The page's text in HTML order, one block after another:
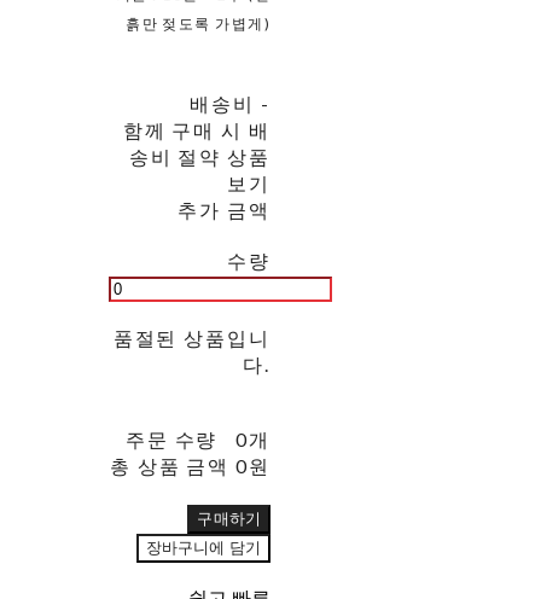
흙만 젖도록 가볍게)
배송비 -
함께 구매 시 배
송비 절약 상품
보기
추가 금액
수량
품절된 상품입니
다.
주문 수량
0개
총 상품 금액 0원
구매하기
장바구니에 담기